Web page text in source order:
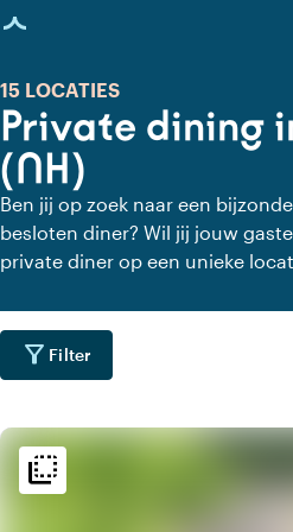
geladen
Private dining
(NH)
15 LOCATIES
Ben jij op zoek naar een
besloten diner? Wil jij jouw
private diner op een unieke
Bergen (NH) waar je in alle rust
private dining locaties voor een
diner.
filter_alt Filter
flip_to_back
flip_to_back